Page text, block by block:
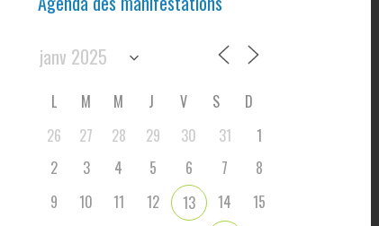
L M M J V S
D
26
27 28 29 30 31
1
2
3 4 5 6 7
8
9
10 11 12 13 14
15